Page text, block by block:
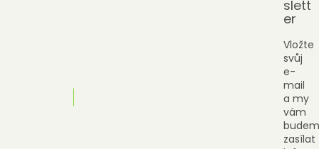
slett
er
Vložte
svůj
e-
mail
a my
vám
zasílat